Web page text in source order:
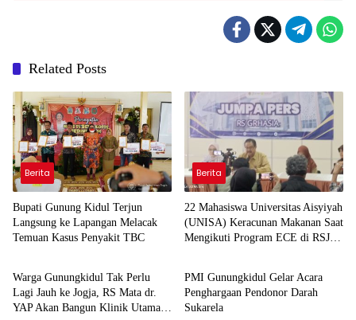
Related Posts
Berita
Bupati Gunung Kidul Terjun
Langsung ke Lapangan Melacak
Temuan Kasus Penyakit TBC
Berita
22 Mahasiswa Universitas Aisyiyah
(UNISA) Keracunan Makanan Saat
Mengikuti Program ECE di RSJ
Kesehatan
Warga Gunungkidul Tak Perlu
Lagi Jauh ke Jogja, RS Mata dr.
YAP Akan Bangun Klinik Utama
Kesehatan
PMI Gunungkidul Gelar Acara
Penghargaan Pendonor Darah
Sukarela
Kesehatan Kesehatan